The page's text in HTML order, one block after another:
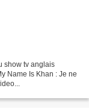
show tv anglais
Name Is Khan : Je ne